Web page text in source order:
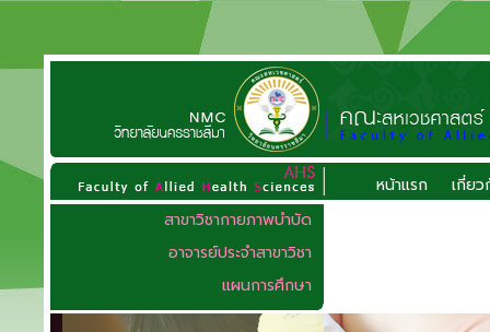
หน้าแรก
เกี่ย
สาขาวิชากายภาพบำบัด
อาจารย์ประจำสาขาวิชา
แผนการศึกษา